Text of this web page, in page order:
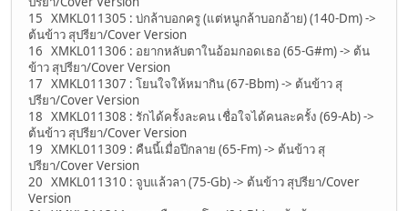
15 XMKL011305 : บ่กล้าบอกครู (แต่หนูกล้าบอกอ้าย) (140-Dm) ->
ต้นข้าว สุปรียา/Cover Version
16 XMKL011306 : อยากหลับตาในอ้อมกอดเธอ (65-G#m) -> ต้น
ข้าว สุปรียา/Cover Version
17 XMKL011307 : โยนใจให้หมากิน (67-Bbm) -> ต้นข้าว สุ
ปรียา/Cover Version
18 XMKL011308 : รักได้ครั้งละคน เชื่อใจได้คนละครั้ง (69-Ab) ->
ต้นข้าว สุปรียา/Cover Version
19 XMKL011309 : คืนนี้เมื่อปีกลาย (65-Fm) -> ต้นข้าว สุ
ปรียา/Cover Version
20 XMKL011310 : จูบแล้วลา (75-Gb) -> ต้นข้าว สุปรียา/Cover
Version